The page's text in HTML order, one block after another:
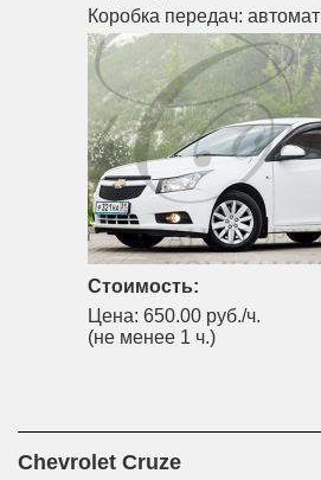
Коробка передач: автомат
Стоимость:
Цена: 650.00 руб./ч.
(не менее 1 ч.)
Chevrolet Cruze